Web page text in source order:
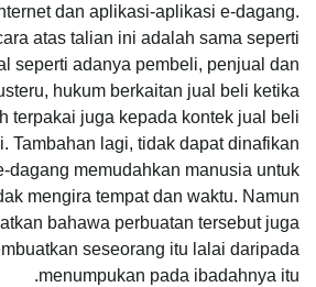
dan aplikasi-aplikasi e-dagang.
atas talian ini adalah sama seperti
seperti adanya pembeli, penjual dan
hukum berkaitan jual beli ketika
terpakai juga kepada kontek jual beli
Tambahan lagi, tidak dapat dinafikan
dagang memudahkan manusia untuk
mengira tempat dan waktu. Namun
bahawa perbuatan tersebut juga
seseorang itu lalai daripada
menumpukan pada ibadahnya itu.